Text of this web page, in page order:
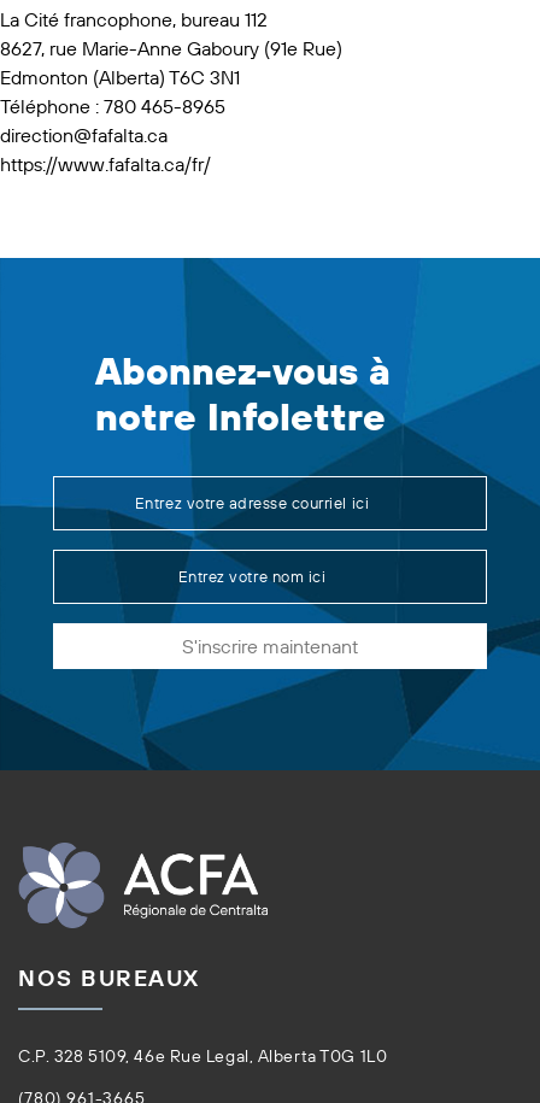
La Cité francophone, bureau 112
8627, rue Marie-Anne Gaboury (91e Rue)
Edmonton (Alberta) T6C 3N1
Téléphone : 780 465-8965
direction@fafalta.ca
https://www.fafalta.ca/fr/
Abonnez-vous à
notre Infolettre
S'inscrire maintenant
NOS BUREAUX
C.P. 328 5109, 46e Rue Legal, Alberta T0G 1L0
(780) 961-3665